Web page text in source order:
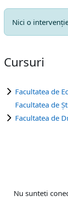
Nici o
Cursuri
Facultatea de
Facultatea de
Facultatea de
Nu sunteți